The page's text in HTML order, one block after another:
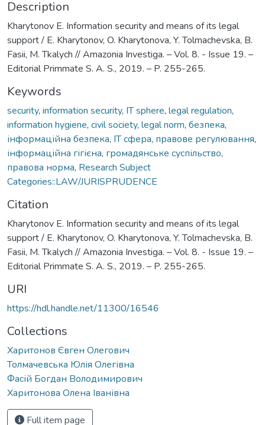
Description
Kharytonov E. Information security and means of its legal
support / E. Kharytonov, O. Kharytonova, Y. Tolmachevska, B.
Fasii, M. Tkalych // Amazonia Investiga. – Vol. 8. - Issue 19. –
Editorial Primmate S. A. S., 2019. – P. 255-265.
Keywords
security, information security, IT sphere, legal regulation,
information hygiene, civil society, legal norm, безпека,
інформаційна безпека, IT сфера, правове регулювання,
інформаційна гігієна, громадянське суспільство,
правова норма, Research Subject
Categories::LAW/JURISPRUDENCE
Citation
Kharytonov E. Information security and means of its legal
support / E. Kharytonov, O. Kharytonova, Y. Tolmachevska, B.
Fasii, M. Tkalych // Amazonia Investiga. – Vol. 8. - Issue 19. –
Editorial Primmate S. A. S., 2019. – P. 255-265.
URI
https://hdl.handle.net/11300/16546
Collections
Харитонов Євген Олегович
Толмачевська Юлія Олегівна
Фасій Богдан Володимирович
Харитонова Олена Іванівна
Full item page